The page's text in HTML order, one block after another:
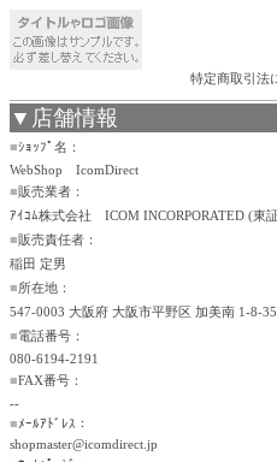
特定商取引法
▼店舗情報
■ｼｮｯﾌﾟ名：
WebShop IcomDirect
■販売業者：
ｱｲｺﾑ株式会社 ICOM INCORPORATED (東
■販売責任者：
稲田 定男
■所在地：
547-0003 大阪府 大阪市平野区 加美南 1-8-35
■電話番号：
080-6194-2191
■FAX番号：
--
■ﾒｰﾙｱﾄﾞﾚｽ：
shopmaster@icomdirect.jp